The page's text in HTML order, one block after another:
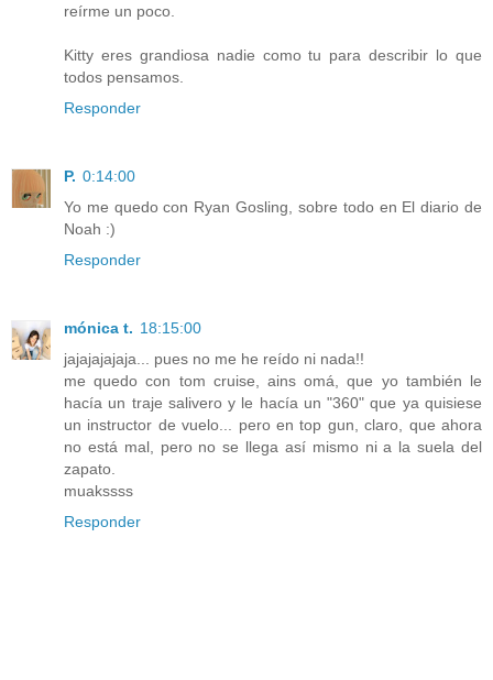
reírme un poco.
Kitty eres grandiosa nadie como tu para describir lo que
todos pensamos.
Responder
P. 0:14:00
Yo me quedo con Ryan Gosling, sobre todo en El diario de
Noah :)
Responder
mónica t. 18:15:00
jajajajajaja... pues no me he reído ni nada!!
me quedo con tom cruise, ains omá, que yo también le
hacía un traje salivero y le hacía un "360" que ya quisiese
un instructor de vuelo... pero en top gun, claro, que ahora
no está mal, pero no se llega así mismo ni a la suela del
zapato.
muakssss
Responder